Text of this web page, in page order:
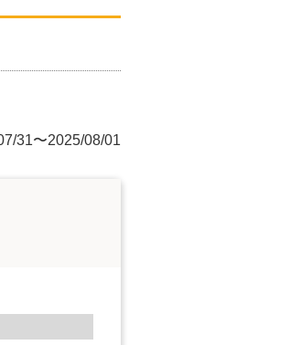
31〜2025/08/01